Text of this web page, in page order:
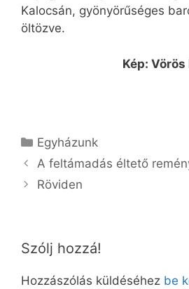
Kalocsán, gyönyörűséges
öltözve.
Kép:
Kategória
Egyházunk
A feltámadás éltető
Röviden
Szólj hozzá!
Hozzászólás küldéséhez be